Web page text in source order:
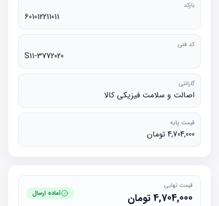
بارکد
601012211011
کد فنی
S11-3772020
گارانتی
اصالت و سلامت فیزیکی کالا
قیمت پایه
4,704,000 تومان
قیمت نهایی
4,704,000تومان آماده ارسال